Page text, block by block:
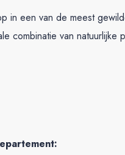
in een van de meest
combinatie van natuurlijke